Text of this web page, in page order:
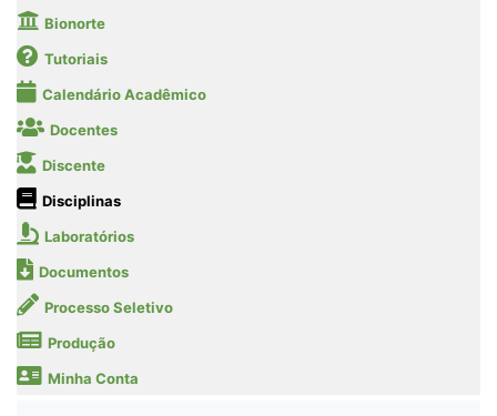
Bionorte
Tutoriais
Calendário Acadêmico
Docentes
Discente
Disciplinas
Laboratórios
Documentos
Processo Seletivo
Produção
Minha Conta